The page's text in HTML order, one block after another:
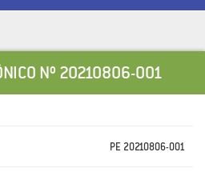
Nº 20210806-001
PE 20210806-001